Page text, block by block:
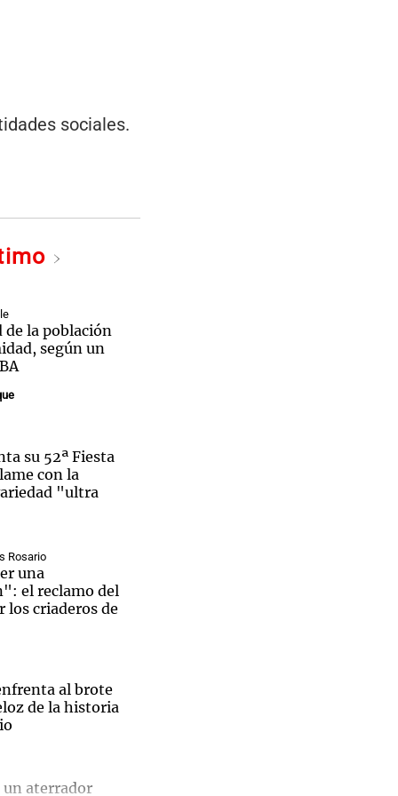
sociales.
de la población
según un
su 52ª Fiesta
con la
"ultra
Rosario
una
el reclamo del
los criaderos de
al brote
de la historia
un aterrador